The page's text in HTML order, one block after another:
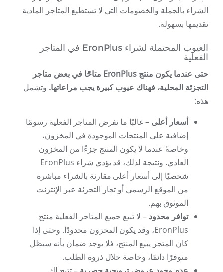
الشراء بالجملة والخصومات التي لا تستطيع المتاجر المادية
تقديمها بسهولة.
العيوب المحتملة لشراء EronPlus في المتاجر
الفعلية
حتى عندما يكون منتج EronPlus متاحًا في بعض متاجر
التجزئة المحلية، فهناك عيوب كبيرة يجب مراعاتها. وتشمل
هذه:
أسعار أعلى – غالبًا ما تفرض المتاجر الفعلية رسومًا
إضافية على المنتجات الموجودة في المخزون،
وخاصةً عندما لا يكون المنتج جزءًا من المخزون
العادي. ونتيجة لذلك، قد يؤدي شراء EronPlus
شخصيًا إلى أسعار أعلى مقارنة بالشراء مباشرة
من الموقع الرسمي أو تجار التجزئة عبر الإنترنت
الموثوق بهم.
توافر محدود – لا تبيع جميع المتاجر الفعلية منتج
EronPlus، وقد يكون المخزون محدودًا. وحتى إذا
كان المتجر يبيع المنتج، فلا يوجد ضمان بأنه سيظل
متوفرًا دائمًا، وخاصة خلال ذروة الطلب.